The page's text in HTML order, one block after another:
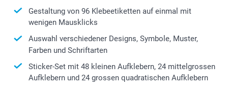
Gestaltung von 96 Klebeetiketten auf einmal mit
wenigen Mausklicks
Auswahl verschiedener Designs, Symbole, Muster,
Farben und Schriftarten
Sticker-Set mit 48 kleinen Aufklebern, 24 mittelgrossen
Aufklebern und 24 grossen quadratischen Aufklebern